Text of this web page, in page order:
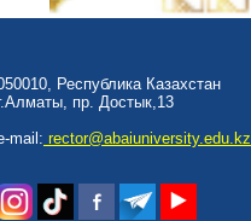
Республика Казахстан
пр. Достык,13
mail: rector@abaiuniversity.edu.kz